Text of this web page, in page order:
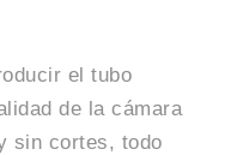
el tubo
de la cámara
sin cortes, todo